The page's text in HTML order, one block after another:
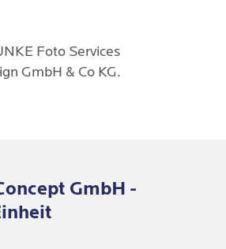
Foto Services
GmbH & Co KG.
GmbH -